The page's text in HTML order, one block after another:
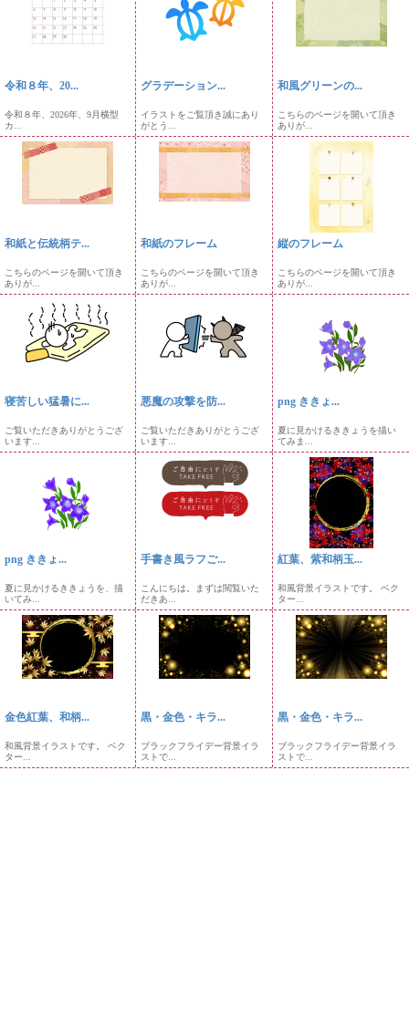
令和８年、20...
令和８年、2026年、9月横型
カ...
グラデーション...
イラストをご覧頂き誠にあり
がとう...
和風グリーンの...
こちらのページを開いて頂き
ありが...
和紙と伝統柄テ...
こちらのページを開いて頂き
ありが...
和紙のフレーム
こちらのページを開いて頂き
ありが...
縦のフレーム
こちらのページを開いて頂き
ありが...
寝苦しい猛暑に...
ご覧いただきありがとうござ
います...
悪魔の攻撃を防...
ご覧いただきありがとうござ
います...
png ききょ...
夏に見かけるききょうを描い
てみま...
png ききょ...
夏に見かけるききょうを、描
いてみ...
手書き風ラフご...
こんにちは。まずは閲覧いた
だきあ...
紅葉、紫和柄玉...
和風背景イラストです。 ベク
ター...
金色紅葉、和柄...
和風背景イラストです。 ベク
ター...
黒・金色・キラ...
ブラックフライデー背景イラ
ストで...
黒・金色・キラ...
ブラックフライデー背景イラ
ストで...